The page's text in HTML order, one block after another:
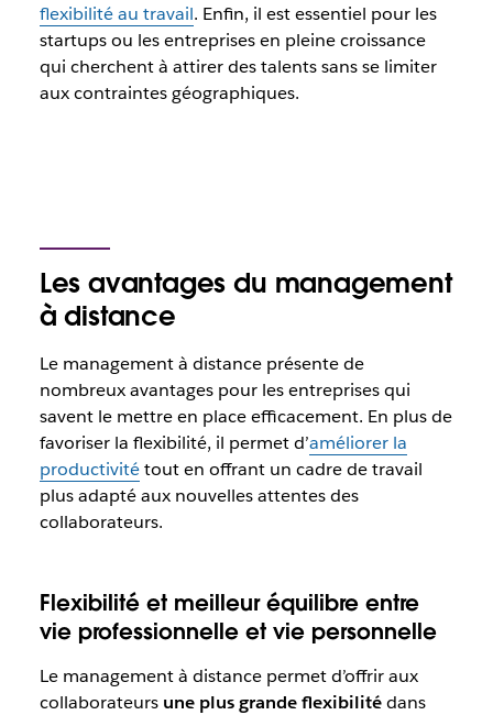
flexibilité au travail. Enfin, il est essentiel pour les
startups ou les entreprises en pleine croissance
qui cherchent à attirer des talents sans se limiter
aux contraintes géographiques.
Les avantages du management
à distance
Le management à distance présente de
nombreux avantages pour les entreprises qui
savent le mettre en place efficacement. En plus de
favoriser la flexibilité, il permet d’améliorer la
productivitétout en offrant un cadre de travail
plus adapté aux nouvelles attentes des
collaborateurs.
Flexibilité et meilleur équilibre entre
vie professionnelle et vie personnelle
Le management à distance permet d’offrir aux
collaborateurs une plus grande flexibilitédans